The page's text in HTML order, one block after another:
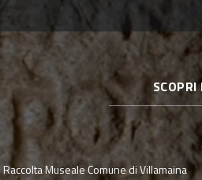
Raccolta Museale Comune di Villamaina